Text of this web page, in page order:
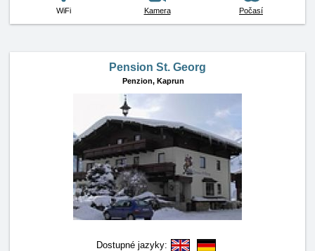
WiFi Kamera Počasí
Pension St. Georg
Penzion, Kaprun
Dostupné jazyky: